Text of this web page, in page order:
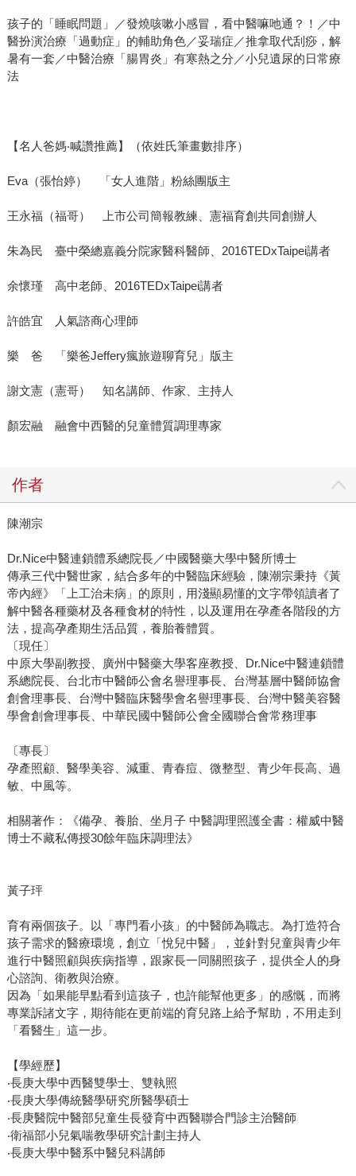
孩子的「睡眠問題」／發燒咳嗽小感冒，看中醫嘛吔通？！／中
醫扮演治療「過動症」的輔助角色／妥瑞症／推拿取代刮痧，解
暑有一套／中醫治療「腸胃炎」有寒熱之分／小兒遺尿的日常療
法
【名人爸媽‧喊讚推薦】（依姓氏筆畫數排序）
Eva（張怡婷） 「女人進階」粉絲團版主
王永福（福哥） 上市公司簡報教練、憲福育創共同創辦人
朱為民 臺中榮總嘉義分院家醫科醫師、2016TEDxTaipei講者
余懷瑾 高中老師、2016TEDxTaipei講者
許皓宜 人氣諮商心理師
樂 爸 「樂爸Jeffery瘋旅遊聊育兒」版主
謝文憲（憲哥） 知名講師、作家、主持人
顏宏融 融會中西醫的兒童體質調理專家
作者
陳潮宗
Dr.Nice中醫連鎖體系總院長／中國醫藥大學中醫所博士
傳承三代中醫世家，結合多年的中醫臨床經驗，陳潮宗秉持《黃
帝內經》「上工治未病」的原則，用淺顯易懂的文字帶領讀者了
解中醫各種藥材及各種食材的特性，以及運用在孕產各階段的方
法，提高孕產期生活品質，養胎養體質。
〔現任〕
中原大學副教授、廣州中醫藥大學客座教授、Dr.Nice中醫連鎖體
系總院長、台北市中醫師公會名譽理事長、台灣基層中醫師協會
創會理事長、台灣中醫臨床醫學會名譽理事長、台灣中醫美容醫
學會創會理事長、中華民國中醫師公會全國聯合會常務理事
〔專長〕
孕產照顧、醫學美容、減重、青春痘、微整型、青少年長高、過
敏、中風等。
相關著作：《備孕、養胎、坐月子 中醫調理照護全書：權威中醫
博士不藏私傳授30餘年臨床調理法》
黃子玶
育有兩個孩子。以「專門看小孩」的中醫師為職志。為打造符合
孩子需求的醫療環境，創立「悅兒中醫」，並針對兒童與青少年
進行中醫照顧與疾病指導，跟家長一同關照孩子，提供全人的身
心諮詢、衛教與治療。
因為「如果能早點看到這孩子，也許能幫他更多」的感慨，而將
專業訴諸文字，期待能在更前端的育兒路上給予幫助，不用走到
「看醫生」這一步。
【學經歷】
‧長庚大學中西醫雙學士、雙執照
‧長庚大學傳統醫學研究所醫學碩士
‧長庚醫院中醫部兒童生長發育中西醫聯合門診主治醫師
‧衛福部小兒氣喘教學研究計劃主持人
‧長庚大學中醫系中醫兒科講師